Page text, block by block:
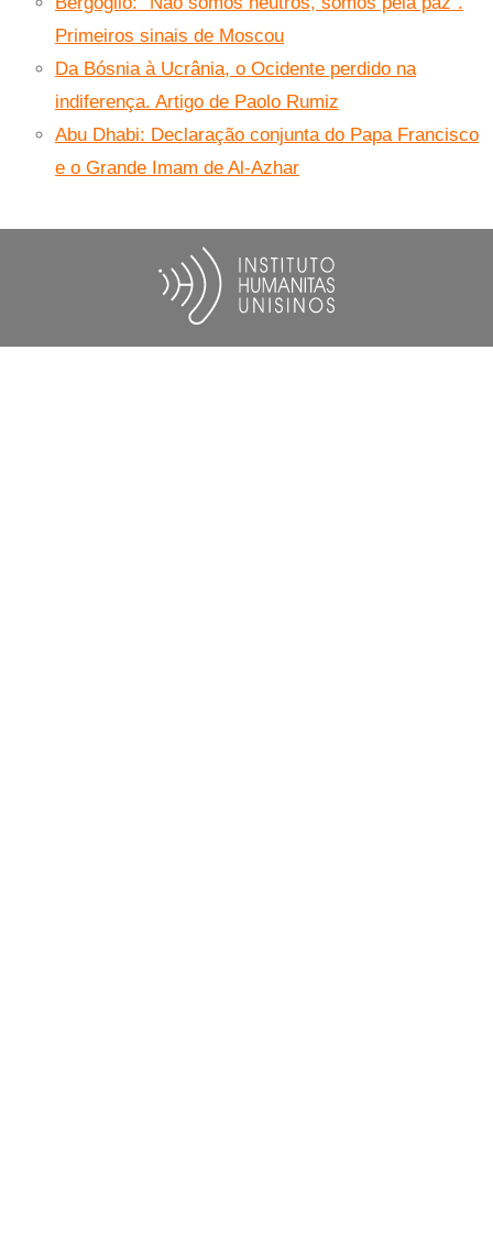
Primeiros sinais de Moscou
Da Bósnia à Ucrânia, o Ocidente perdido na
indiferença. Artigo de Paolo Rumiz
Abu Dhabi: Declaração conjunta do Papa Francisco
e o Grande Imam de Al-Azhar